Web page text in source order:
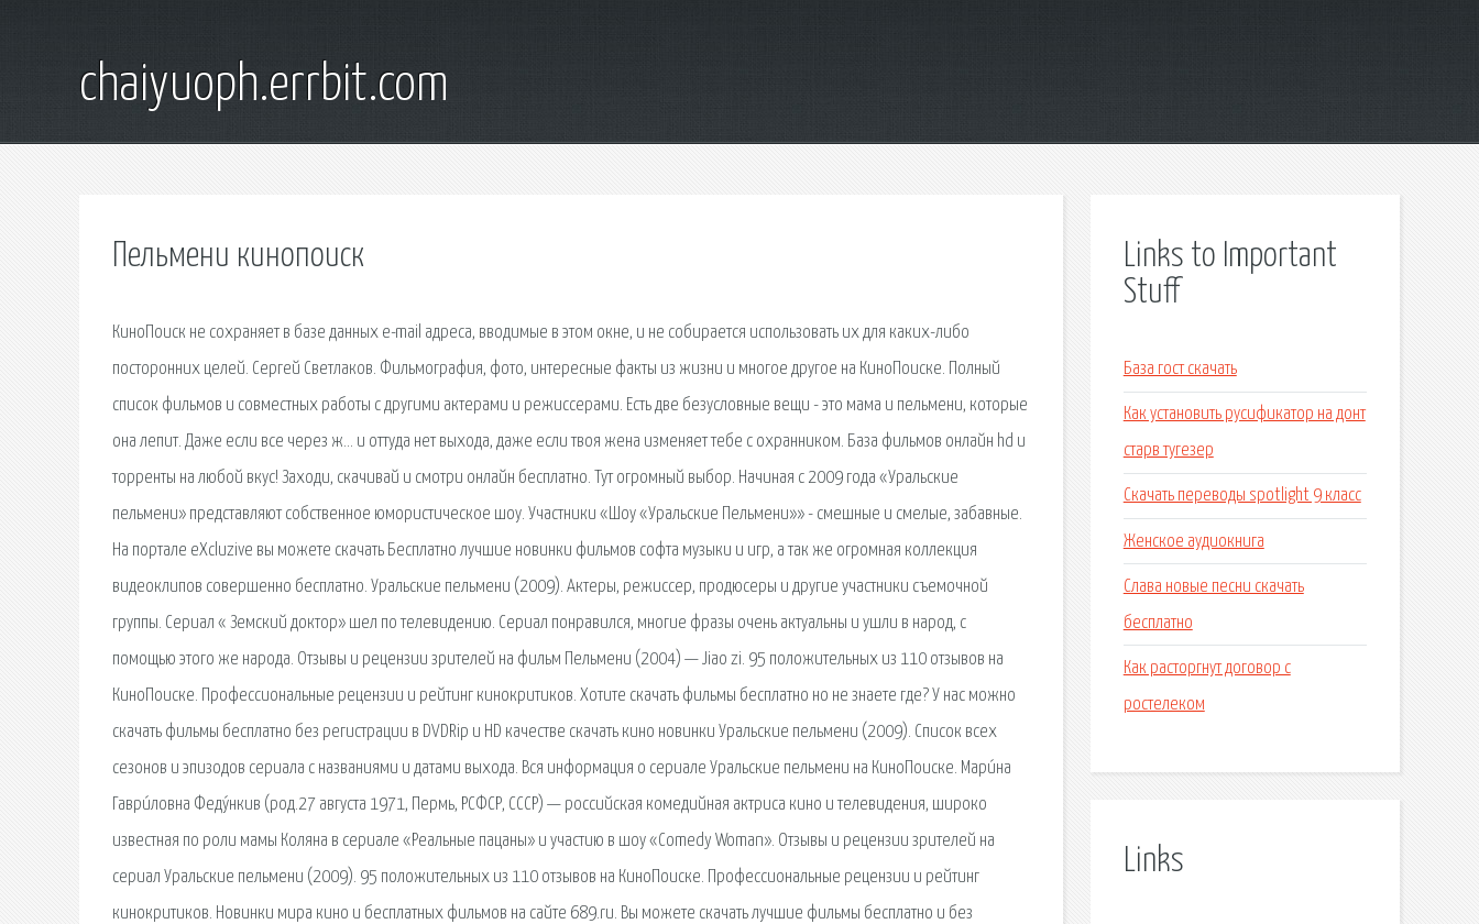
chaiyuoph.errbit.com
Пельмени кинопоиск
КиноПоиск не сохраняет в базе данных e-mail адреса, вводимые в этом окне, и не собирается использовать их для каких-либо
посторонних целей. Сергей Светлаков. Фильмография, фото, интересные факты из жизни и многое другое на КиноПоиске. Полный
список фильмов и совместных работы с другими актерами и режиссерами. Есть две безусловные вещи - это мама и пельмени, которые
она лепит. Даже если все через ж… и оттуда нет выхода, даже если твоя жена изменяет тебе с охранником. База фильмов онлайн hd и
торренты на любой вкус! Заходи, скачивай и смотри онлайн бесплатно. Тут огромный выбор. Начиная с 2009 года «Уральские
пельмени» представляют собственное юмористическое шоу. Участники «Шоу «Уральские Пельмени»» - смешные и смелые, забавные.
На портале eXcluzive вы можете скачать Бесплатно лучшие новинки фильмов софта музыки и игр, а так же огромная коллекция
видеоклипов совершенно бесплатно. Уральские пельмени (2009). Актеры, режиссер, продюсеры и другие участники съемочной
группы. Сериал « Земский доктор» шел по телевидению. Сериал понравился, многие фразы очень актуальны и ушли в народ, с
помощью этого же народа. Отзывы и рецензии зрителей на фильм Пельмени (2004) — Jiao zi. 95 положительных из 110 отзывов на
КиноПоиске. Профессиональные рецензии и рейтинг кинокритиков. Хотите скачать фильмы бесплатно но не знаете где? У нас можно
скачать фильмы бесплатно без регистрации в DVDRip и HD качестве скачать кино новинки Уральские пельмени (2009). Список всех
сезонов и эпизодов сериала с названиями и датами выхода. Вся информация о сериале Уральские пельмени на КиноПоиске. Мари́на
Гаври́ловна Феду́нкив (род.27 августа 1971, Пермь, РСФСР, СССР) — российская комедийная актриса кино и телевидения, широко
известная по роли мамы Коляна в сериале «Реальные пацаны» и участию в шоу «Comedy Woman». Отзывы и рецензии зрителей на
сериал Уральские пельмени (2009). 95 положительных из 110 отзывов на КиноПоиске. Профессиональные рецензии и рейтинг
кинокритиков. Новинки мира кино и бесплатных фильмов на сайте 689.ru. Вы можете скачать лучшие фильмы бесплатно и без
Links to Important
Stuff
База гост скачать
Как установить русификатор на донт
старв тугезер
Скачать переводы spotlight 9 класс
Женское аудиокнига
Слава новые песни скачать
бесплатно
Как расторгнут договор с
ростелеком
Links